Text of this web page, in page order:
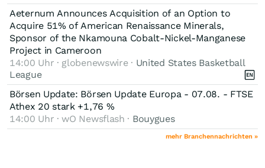
Aeternum Announces Acquisition of an Option to
Acquire 51% of American Renaissance Minerals,
Sponsor of the Nkamouna Cobalt-Nickel-Manganese
Project in Cameroon
14:00 Uhr · globenewswire · United States Basketball
League
Börsen Update: Börsen Update Europa - 07.08. - FTSE
Athex 20 stark +1,76 %
14:00 Uhr · wO Newsflash · Bouygues
mehr Branchennachrichten »